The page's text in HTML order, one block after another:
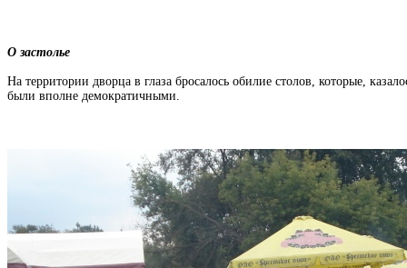
О застолье
На территории дворца в глаза бросалось обилие столов, которые,
были вполне демократичными.